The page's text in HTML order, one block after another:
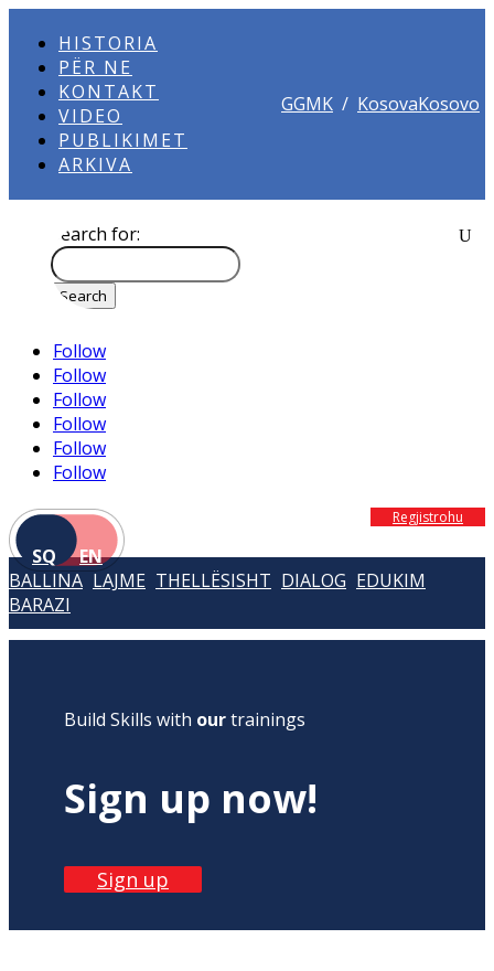
HISTORIA
PËR NE
KONTAKT
VIDEO
PUBLIKIMET
ARKIVA
GGMK / KosovaKosovo
Search for:
Follow
Follow
Follow
Follow
Follow
Follow
SQ EN
Regjistrohu
BALLINA LAJME THELLËSISHT DIALOG EDUKIM
BARAZI
Build Skills with ourtrainings
Sign up now!
Sign up